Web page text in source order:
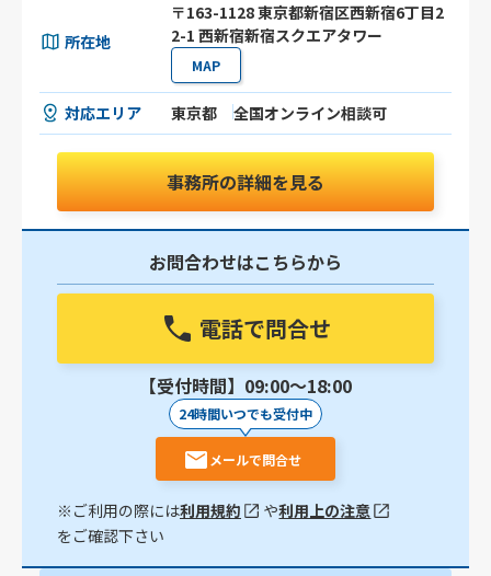
所在地
〒163-1128 東京都新宿区西新宿6丁目2
2-1 西新宿新宿スクエアタワー
MAP
対応エリア 東京都 全国オンライン相談可
事務所の詳細を見る
お問合わせはこちらから
電話で問合せ
【受付時間】09:00〜18:00
24時間いつでも受付中
メールで問合せ
※ご利用の際には利用規約 や利用上の注意
をご確認下さい